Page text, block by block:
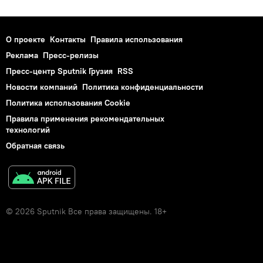
О проекте Контакты Правила использования
Реклама Пресс-релизы
Пресс-центр Sputnik Грузия RSS
Новости компаний Политика конфиденциальности
Политика использования Cookie
Правила применения рекомендательных
технологий
Обратная связь
© 2026 Sputnik Все права защищены. 18+